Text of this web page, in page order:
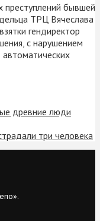
преступлений бывшей
ТРЦ Вячеслава
гендиректор
с нарушением
древние люди
три человека